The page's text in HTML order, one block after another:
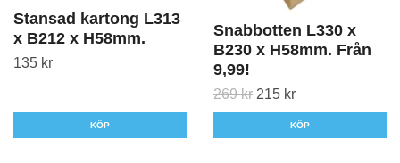
Stansad kartong L313
x B212 x H58mm.
135 kr
KÖP
Snabbotten L330 x
B230 x H58mm. Från
9,99!
269 kr 215 kr
KÖP